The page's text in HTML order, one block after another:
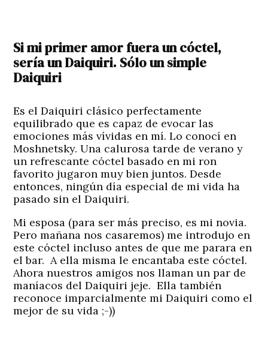
Si mi primer amor fuera un cóctel,
sería un Daiquiri. Sólo un simple
Daiquiri
Es el Daiquiri clásico perfectamente
equilibrado que es capaz de evocar las
emociones más vívidas en mí. Lo conocí en
Moshnetsky. Una calurosa tarde de verano y
un refrescante cóctel basado en mi ron
favorito jugaron muy bien juntos. Desde
entonces, ningún día especial de mi vida ha
pasado sin el Daiquiri.
Mi esposa (para ser más preciso, es mi novia.
Pero mañana nos casaremos) me introdujo en
este cóctel incluso antes de que me parara en
el bar. A ella misma le encantaba este cóctel.
Ahora nuestros amigos nos llaman un par de
maníacos del Daiquiri jeje. Ella también
reconoce imparcialmente mi Daiquiri como el
mejor de su vida ;-))